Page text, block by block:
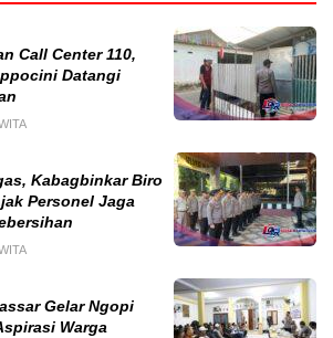
Call Center 110,
Datangi
Kabagbinkar Biro
Personel Jaga
Gelar Ngopi
Warga